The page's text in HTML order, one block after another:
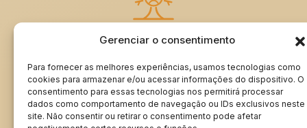
Gerenciar o consentimento
Para fornecer as melhores experiências, usamos tecnologias como
cookies para armazenar e/ou acessar informações do dispositivo. O
consentimento para essas tecnologias nos permitirá processar
dados como comportamento de navegação ou IDs exclusivos neste
site. Não consentir ou retirar o consentimento pode afetar
ASSINE MEU LIVRO DE VISITAS
Minha Genealogia | rangeldordetto.com ®